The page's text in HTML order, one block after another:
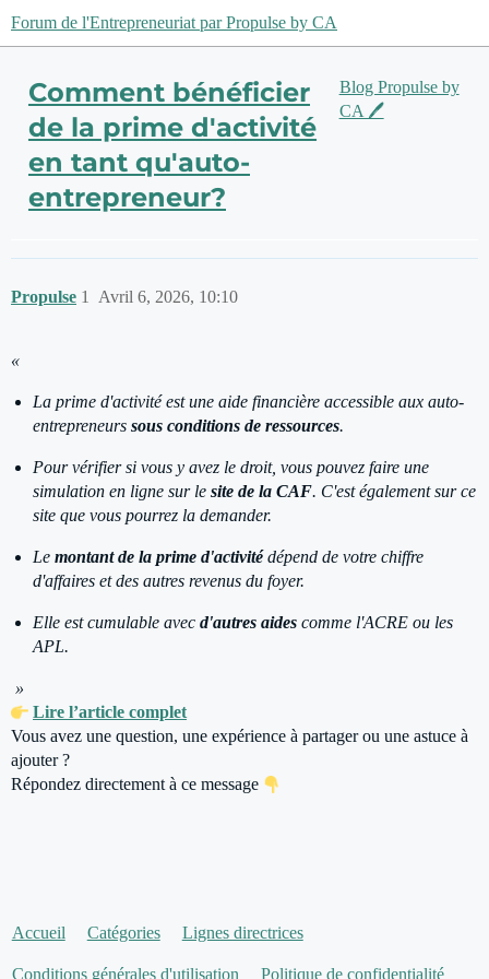
Forum de l'Entrepreneuriat par Propulse by CA
Comment bénéficier
de la prime d'activité
en tant qu'auto-
entrepreneur?
Blog Propulse by
CA 🖊️
Propulse Avril 6, 2026, 10:10
1
«
La prime d'activité est une aide financière accessible aux auto-
entrepreneurs sous conditions de ressources.
Pour vérifier si vous y avez le droit, vous pouvez faire une
simulation en ligne sur le site de la CAF. C'est également sur ce
site que vous pourrez la demander.
Le montant de la prime d'activitédépend de votre chiffre
d'affaires et des autres revenus du foyer.
Elle est cumulable avec d'autres aides comme l'ACRE ou les
APL.
»
Lire l’article complet
Vous avez une question, une expérience à partager ou une astuce à
ajouter ?
Répondez directement à ce message
Accueil Catégories Lignes directrices
Conditions générales d'utilisation Politique de confidentialité